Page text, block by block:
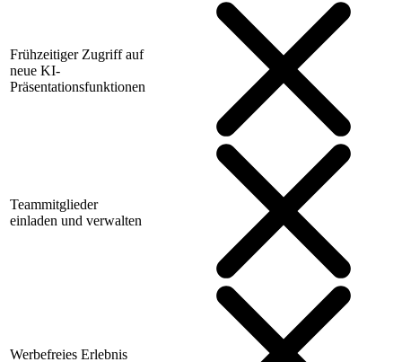
Frühzeitiger Zugriff auf
neue KI-
Präsentationsfunktionen
Teammitglieder
einladen und verwalten
Werbefreies Erlebnis